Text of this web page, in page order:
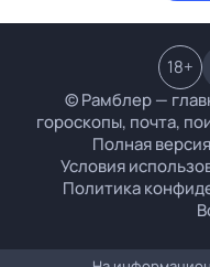
© Рамблер —
гороскопы, почта,
Полная версия
Условия
Политика
18+